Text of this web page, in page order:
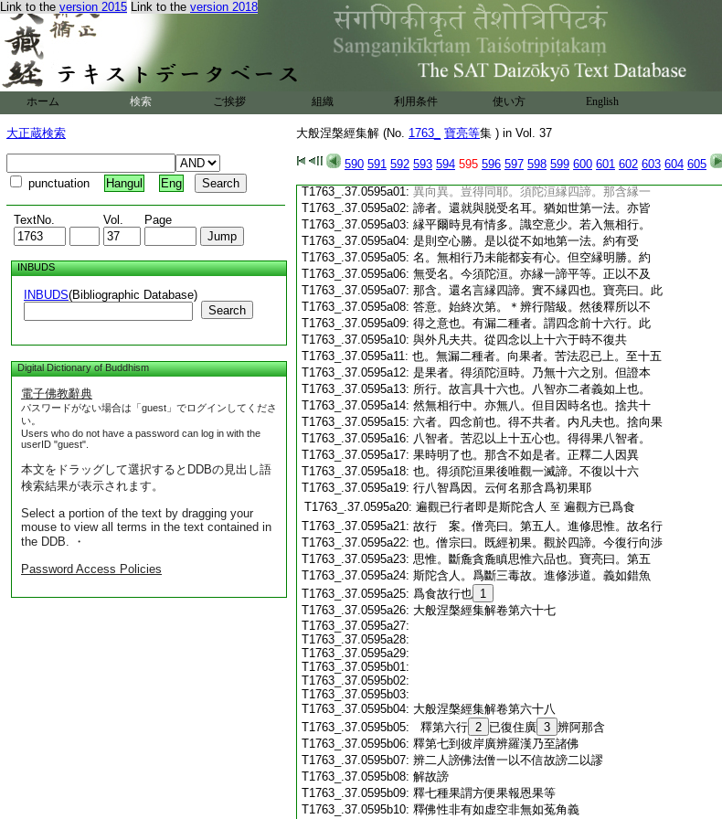
Link to the version 2015 Link to the version 2018
ホーム 検索 ご挨拶 組織 利用条件 使い方 English
大正蔵検索
punctuation Hangul Eng
TextNo. Vol. Page
INBUDS
INBUDS(Bibliographic Database)
Search
Digital Dictionary of Buddhism
電子佛教辭典
パスワードがない場合は「guest」でログインしてくださ
い。
Users who do not have a password can log in with the
userID "guest".
本文をドラッグして選択するとDDBの見出し語
検索結果が表示されます。
Select a portion of the text by dragging your
mouse to view all terms in the text contained in
the DDB. ・
Password Access Policies
大般涅槃經集解 (No. 1763_ 寶亮等集 ) in Vol. 37
590 591 592 593 594 595 596 597 598 599 600 601 602 603 604 605
T1763_.37.0594c19:入見諦。未得須陀洹果。爾時名若第十六心
T1763_.37.0594c20: 證果。名爲得果。八智亦有二種。若是第十五
T1763_.37.0594c21:心已還。爾時見智比智。悉名爲向。若第十六
T1763_.37.0594c22:
心證果已。爾時作見比智。觀四諦。名得果觀。
須陀洹捨共。得不共者。不言捨前四意止。中
T1763_.37.0594c24:前久已捨。今言捨者。還是見諦中十五心。同
T1763_.37.0594c25:是向中共行十六也。今捨無漏共。得果不共
T1763_.37.0594c26:也。若當證果時。乃不作十六行。但使在果心。
T1763_.37.0594c27:自不復與向共。乃至捨向八智。得得果八智。
T1763_.37.0594c28: 那含不如是者。言須陀洹分解見諦。向中行
T1763_.37.0595a01: 異向異。豈得同耶。須陀洹縁四諦。那含縁一
T1763_.37.0595a02: 諦者。還就與脱受名耳。猶如世第一法。亦皆
T1763_.37.0595a03: 縁平爾時見有情多。識空意少。若入無相行。
T1763_.37.0595a04: 是則空心勝。是以從不如地第一法。約有受
T1763_.37.0595a05: 名。無相行乃未能都妄有心。但空縁明勝。約
T1763_.37.0595a06: 無受名。今須陀洹。亦縁一諦平等。正以不及
T1763_.37.0595a07: 那含。還名言縁四諦。實不縁四也。寶亮曰。此
T1763_.37.0595a08: 答意。始終次第。＊辨行階級。然後釋所以不
T1763_.37.0595a09: 得之意也。有漏二種者。謂四念前十六行。此
T1763_.37.0595a10: 與外凡夫共。從四念以上十六于時不復共
T1763_.37.0595a11: 也。無漏二種者。向果者。苦法忍已上。至十五
T1763_.37.0595a12: 是果者。得須陀洹時。乃無十六之別。但證本
T1763_.37.0595a13: 所行。故言具十六也。八智亦二者義如上也。
T1763_.37.0595a14: 然無相行中。亦無八。但目因時名也。捨共十
T1763_.37.0595a15: 六者。四念前也。得不共者。内凡夫也。捨向果
T1763_.37.0595a16: 八智者。苦忍以上十五心也。得得果八智者。
T1763_.37.0595a17: 果時明了也。那含不如是者。正釋二人因異
T1763_.37.0595a18: 也。得須陀洹果後唯觀一滅諦。不復以十六
T1763_.37.0595a19: 行八智爲因。云何名那含爲初果耶
T1763_.37.0595a20: 遍觀已行者即是斯陀含人 至 遍觀方已爲食
T1763_.37.0595a21: 故行 案。僧亮曰。第五人。進修思惟。故名行
T1763_.37.0595a22: 也。僧宗曰。既經初果。觀於四諦。今復行向渉
T1763_.37.0595a23: 思惟。斷麁貪麁瞋思惟六品也。寶亮曰。第五
T1763_.37.0595a24: 斯陀含人。爲斷三毒故。進修渉道。義如錯魚
T1763_.37.0595a25: 爲食故行也 1
T1763_.37.0595a26: 大般涅槃經集解卷第六十七
T1763_.37.0595a27:
T1763_.37.0595a28:
T1763_.37.0595a29:
T1763_.37.0595b01:
T1763_.37.0595b02:
T1763_.37.0595b03:
T1763_.37.0595b04: 大般涅槃經集解卷第六十八
T1763_.37.0595b05:
釋第六行 2 已復住廣 3 辨阿那含
T1763_.37.0595b06: 釋第七到彼岸廣辨羅漢乃至諸佛
T1763_.37.0595b07: 辨二人謗佛法僧一以不信故謗二以謬
T1763_.37.0595b08: 解故謗
T1763_.37.0595b09: 釋七種果謂方便果報恩果等
T1763_.37.0595b10: 釋佛性非有如虚空非無如菟角義